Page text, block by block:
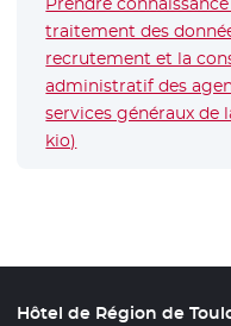
traitement des
recrutement et la
administratif des
services généraux de
kio)
Hôtel de Région de